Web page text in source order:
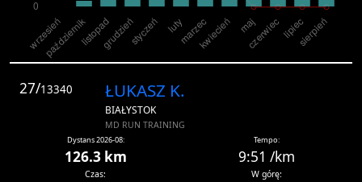
27/13340 ŁUKASZ K.
BIAŁYSTOK
MD RUN TRAINING
Dystans 2026-08:
126.3 km
Tempo:
9:51 /km
Czas:
W górę: